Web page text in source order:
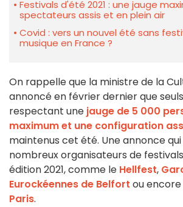
Festivals d'été 2021 : une jauge
spectateurs assis et en plein air
Covid : vers un nouvel été sans
musique en France ?
On rappelle que la ministre de la
annoncé en février dernier que
respectant une jauge de 5 000
maximum et une configuration
maintenus cet été. Une annonce
nombreux organisateurs de
édition 2021, comme le Hellfest,
Eurockéennes de Belfort ou
Paris.